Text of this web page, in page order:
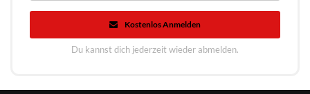
Kostenlos Anmelden
Du kannst dich jederzeit wieder abmelden.